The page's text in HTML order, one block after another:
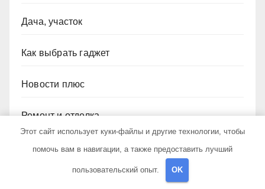
Дача, участок
Как выбрать гаджет
Новости плюс
Ремонт и отделка
Строим дом сами
Этот сайт использует куки-файлы и другие технологии, чтобы
помочь вам в навигации, а также предоставить лучший
пользовательский опыт. OK